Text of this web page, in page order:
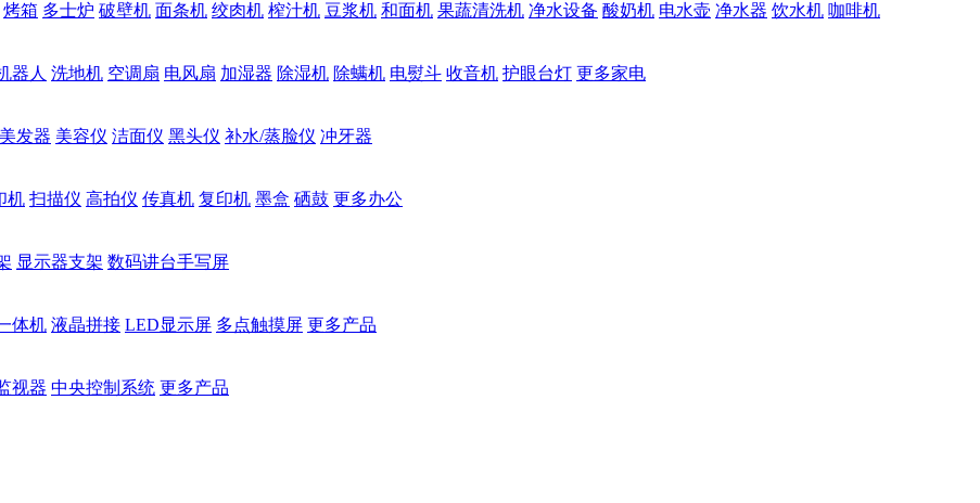
烤箱 多士炉 破壁机 面条机 绞肉机 榨汁机 豆浆机 和面机 果蔬清洗机 净水设备 酸奶机 电水壶 净水器 饮水机 咖啡机
器人 洗地机 空调扇 电风扇 加湿器 除湿机 除螨机 电熨斗 收音机 护眼台灯 更多家电
美发器 美容仪 洁面仪 黑头仪 补水/蒸脸仪 冲牙器
机 扫描仪 高拍仪 传真机 复印机 墨盒 硒鼓 更多办公
显示器支架 数码讲台手写屏
体机 液晶拼接 LED显示屏 多点触摸屏 更多产品
视器 中央控制系统 更多产品